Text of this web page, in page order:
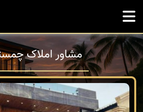
مشاور املاک